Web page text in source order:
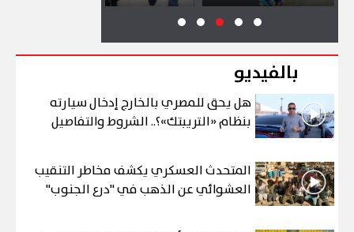
بالفيديو
هل يحق للمصري بالخارج إدخال سيارته
بنظام «التريبتك»؟.. الشروط والتفاصيل
المتحدث العسكري يكشف مخاطر التنقيب
العشوائي عن الذهب في "درع الجنوب"